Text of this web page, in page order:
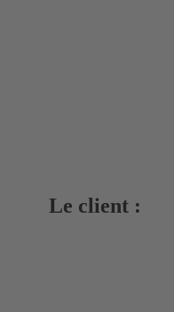
Le client :